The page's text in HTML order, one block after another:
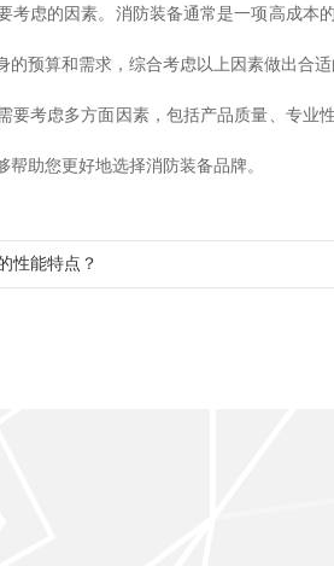
考虑的因素。消防装备通常是一项高成
预算和需求，综合考虑以上因素做出合适
要考虑多方面因素，包括产品质量、专
助您更好地选择消防装备品牌。
性能特点？